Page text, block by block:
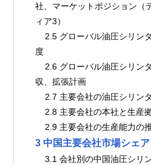
社、マーケットポジション（
ィア3）
度
収、拡張計画
2.7 主要会社の油圧シリ
2.8 主要会社の本社と生産
2.9 主要会社の生産能力
3 中国主要会社市場シェ
    3.1 会社別の中国油圧シリンダーの製造売上の市